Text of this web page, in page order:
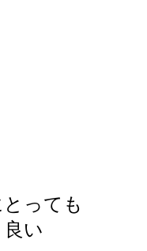
っても
良い